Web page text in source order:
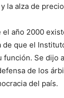
la alza de
año 2000
de que el
función. Se dijo
de los
del país.